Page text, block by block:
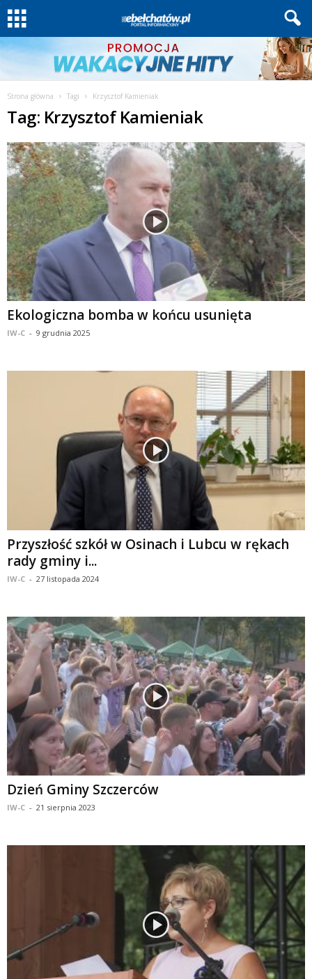
Strona główna Tagi Krzysztof Kamieniak
Tag: Krzysztof Kamieniak
Ekologiczna bomba w końcu usunięta
IW-C - 9 grudnia 2025
Przyszłość szkół w Osinach i Lubcu w rękach
rady gminy i...
IW-C - 27 listopada 2024
Dzień Gminy Szczerców
IW-C - 21 sierpnia 2023